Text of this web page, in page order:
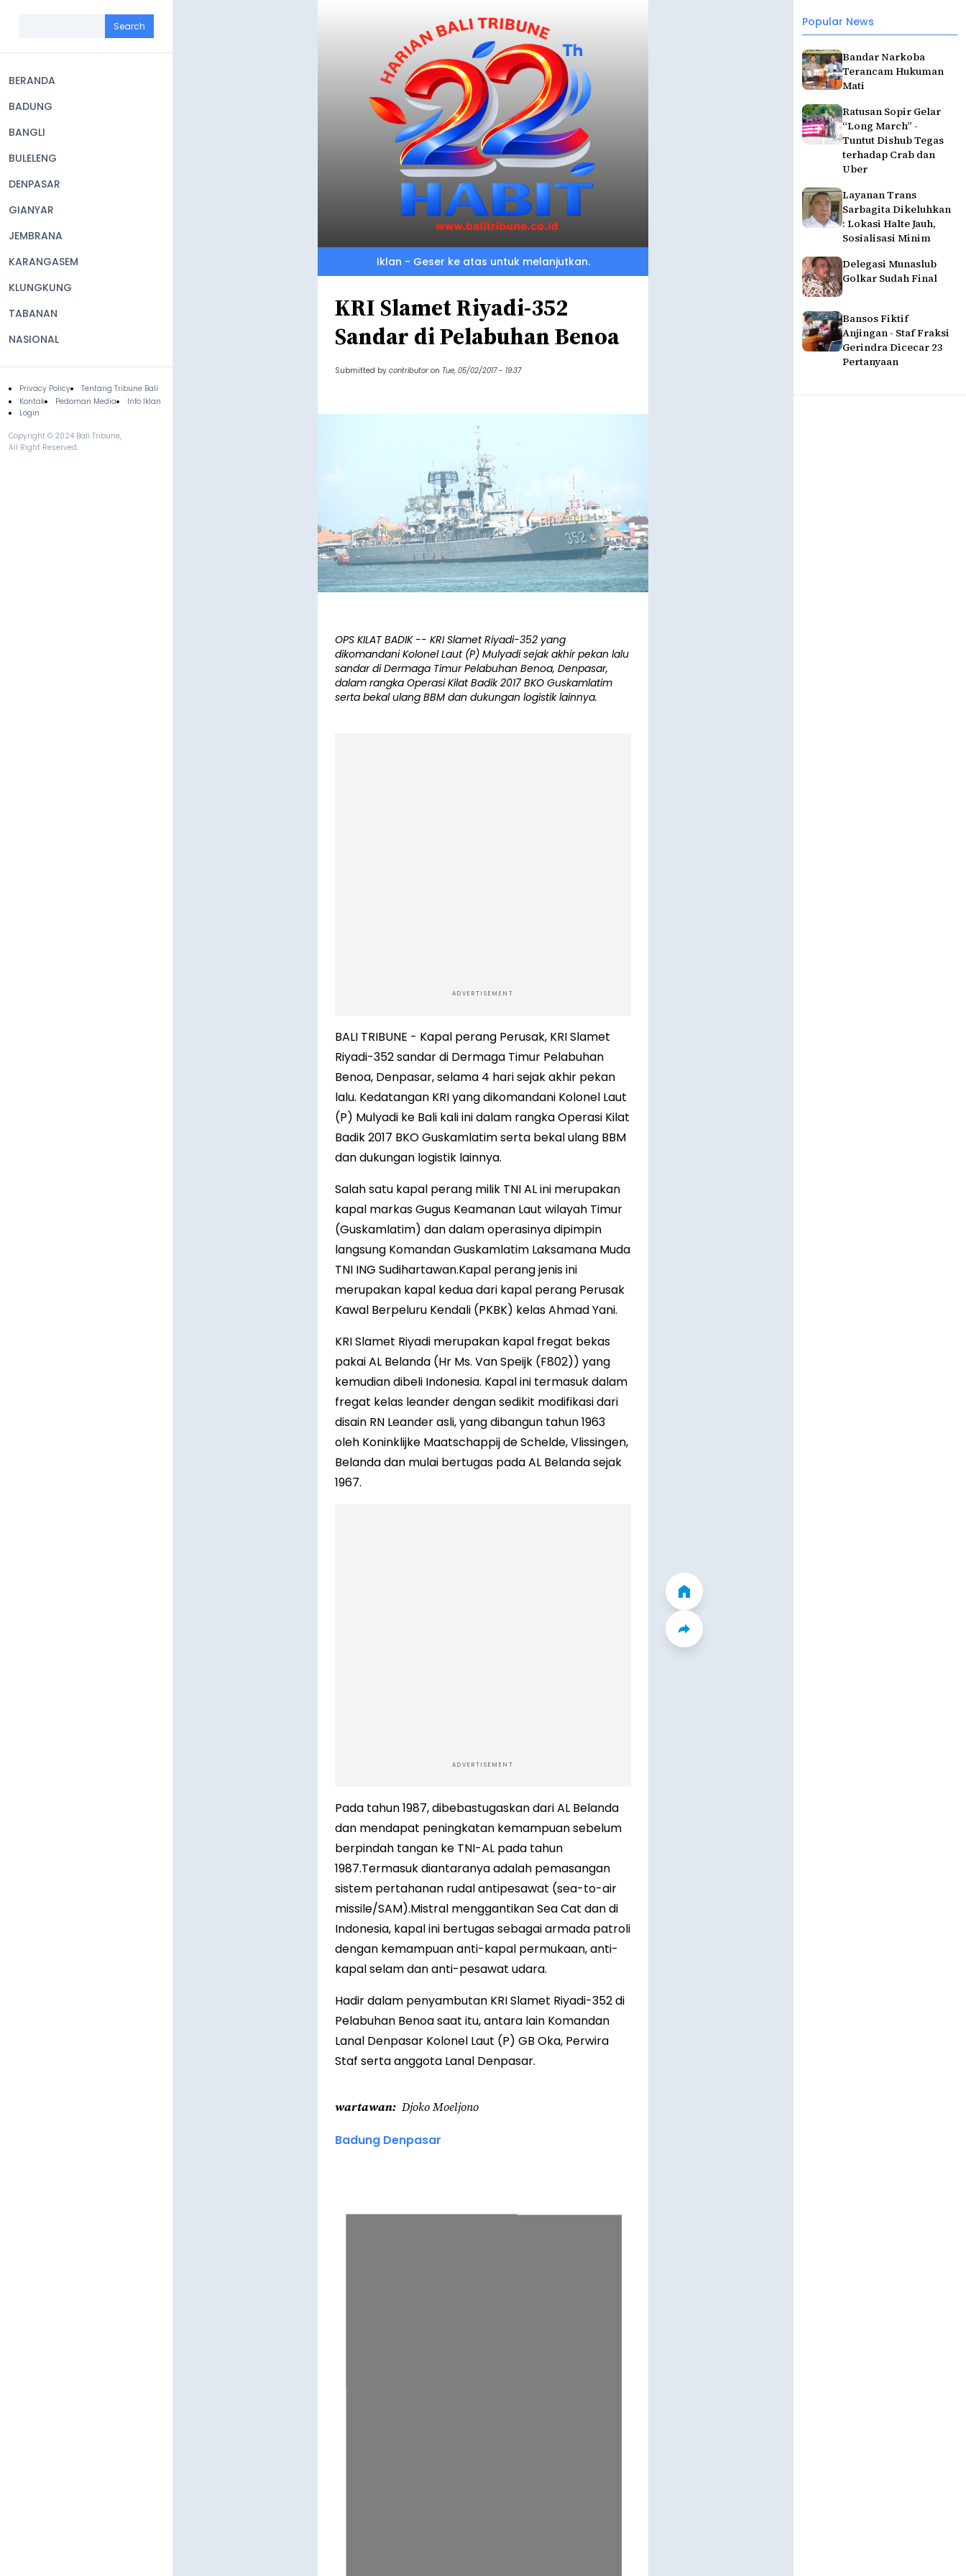
navigation
BERANDA
BADUNG
BANGLI
BULELENG
DENPASAR
GIANYAR
JEMBRANA
KARANGASEM
KLUNGKUNG
TABANAN
NASIONAL
Footer
Privacy Policy
Tentang Tribune Bali
Kontak
Pedoman Media
Info Iklan
Login
Copyright © 2024 Bali Tribune,
All Right Reserved.
Popular News
Bandar Narkoba
Terancam Hukuman
Mati
Ratusan Sopir Gelar
“Long March” -
Tuntut Dishub Tegas
terhadap Crab dan
Uber
Layanan Trans
Sarbagita Dikeluhkan
: Lokasi Halte Jauh,
Sosialisasi Minim
Delegasi Munaslub
Golkar Sudah Final
Bansos Fiktif
Anjingan - Staf Fraksi
Gerindra Dicecar 23
Pertanyaan
Iklan - Geser ke atas untuk melanjutkan.
KRI Slamet Riyadi-352
Sandar di Pelabuhan Benoa
Submitted by contributor on Tue, 05/02/2017 - 19:37
OPS KILAT BADIK -- KRI Slamet Riyadi-352 yang
dikomandani Kolonel Laut (P) Mulyadi sejak akhir pekan lalu
sandar di Dermaga Timur Pelabuhan Benoa, Denpasar,
dalam rangka Operasi Kilat Badik 2017 BKO Guskamlatim
serta bekal ulang BBM dan dukungan logistik lainnya.
ADVERTISEMENT
BALI TRIBUNE - Kapal perang Perusak, KRI Slamet
Riyadi-352 sandar di Dermaga Timur Pelabuhan
Benoa, Denpasar, selama 4 hari sejak akhir pekan
lalu. Kedatangan KRI yang dikomandani Kolonel Laut
(P) Mulyadi ke Bali kali ini dalam rangka Operasi Kilat
Badik 2017 BKO Guskamlatim serta bekal ulang BBM
dan dukungan logistik lainnya.
Salah satu kapal perang milik TNI AL ini merupakan
kapal markas Gugus Keamanan Laut wilayah Timur
(Guskamlatim) dan dalam operasinya dipimpin
langsung Komandan Guskamlatim Laksamana Muda
TNI ING Sudihartawan.Kapal perang jenis ini
merupakan kapal kedua dari kapal perang Perusak
Kawal Berpeluru Kendali (PKBK) kelas Ahmad Yani.
KRI Slamet Riyadi merupakan kapal fregat bekas
pakai AL Belanda (Hr Ms. Van Speijk (F802)) yang
kemudian dibeli Indonesia. Kapal ini termasuk dalam
fregat kelas leander dengan sedikit modifikasi dari
disain RN Leander asli, yang dibangun tahun 1963
oleh Koninklijke Maatschappij de Schelde, Vlissingen,
Belanda dan mulai bertugas pada AL Belanda sejak
1967.
ADVERTISEMENT
Pada tahun 1987, dibebastugaskan dari AL Belanda
dan mendapat peningkatan kemampuan sebelum
berpindah tangan ke TNI-AL pada tahun
1987.Termasuk diantaranya adalah pemasangan
sistem pertahanan rudal antipesawat (sea-to-air
missile/SAM).Mistral menggantikan Sea Cat dan di
Indonesia, kapal ini bertugas sebagai armada patroli
dengan kemampuan anti-kapal permukaan, anti-
kapal selam dan anti-pesawat udara.
Hadir dalam penyambutan KRI Slamet Riyadi-352 di
Pelabuhan Benoa saat itu, antara lain Komandan
Lanal Denpasar Kolonel Laut (P) GB Oka, Perwira
Staf serta anggota Lanal Denpasar.
wartawan Djoko Moeljono
Badung Denpasar